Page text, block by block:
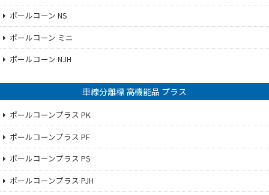
ポールコーン NS
ポールコーン ミニ
ポールコーン NJH
車線分離標 高機能品 プラス
ポールコーンプラス PK
ポールコーンプラス PF
ポールコーンプラス PS
ポールコーンプラス PJH